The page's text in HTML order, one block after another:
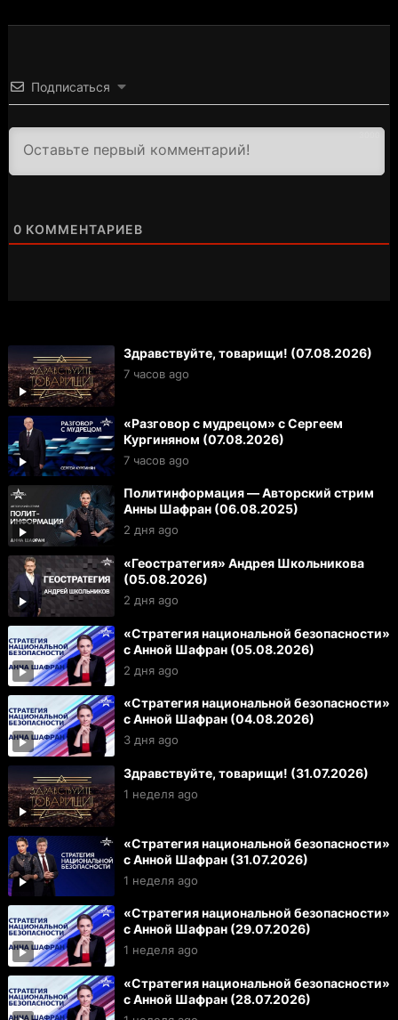
Подписаться
0 КОММЕНТАРИЕВ
Здравствуйте, товарищи! (07.08.2026)
7 часов ago
«Разговор с мудрецом» с Сергеем
Кургиняном (07.08.2026)
7 часов ago
Политинформация — Авторский стрим
Анны Шафран (06.08.2025)
2 дня ago
«Геостратегия» Андрея Школьникова
(05.08.2026)
2 дня ago
«Стратегия национальной безопасности»
с Анной Шафран (05.08.2026)
2 дня ago
«Стратегия национальной безопасности»
с Анной Шафран (04.08.2026)
3 дня ago
Здравствуйте, товарищи! (31.07.2026)
1 неделя ago
«Стратегия национальной безопасности»
с Анной Шафран (31.07.2026)
1 неделя ago
«Стратегия национальной безопасности»
с Анной Шафран (29.07.2026)
1 неделя ago
«Стратегия национальной безопасности»
с Анной Шафран (28.07.2026)